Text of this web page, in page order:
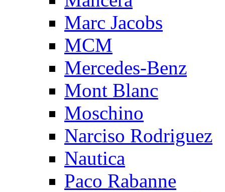
Marc Jacobs
MCM
Mercedes-Benz
Mont Blanc
Moschino
Narciso Rodriguez
Nautica
Paco Rabanne